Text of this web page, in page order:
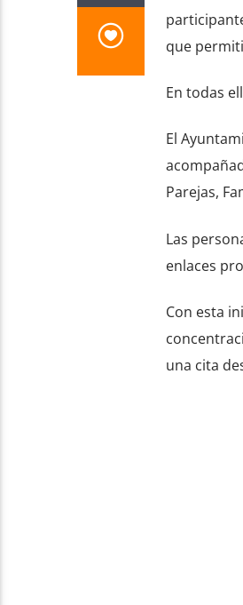
que
En todas
El
Parejas,
Las
enlaces
Con esta
una cita